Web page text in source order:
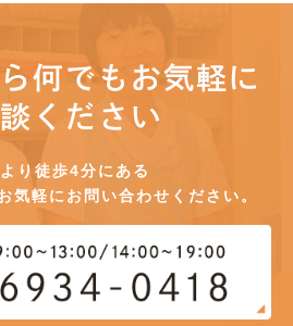
何でもお気軽に
ください
り徒歩4分にある
気軽にお問い合わせください。